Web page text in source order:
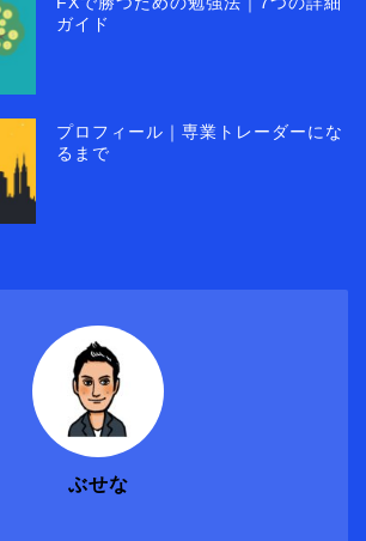
ガイド
プロフィール｜専業トレーダーにな
るまで
ぶせな